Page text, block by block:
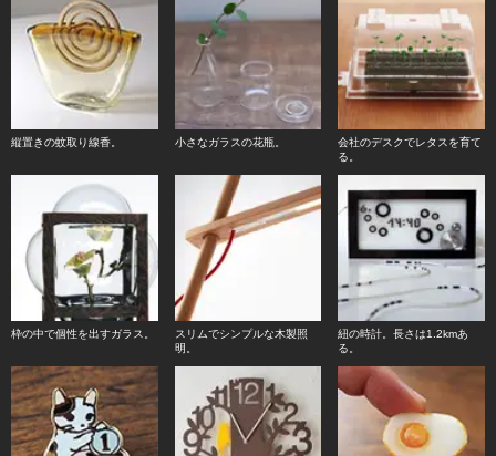
縦置きの蚊取り線香。 小さなガラスの花瓶。
会社のデスクでレタスを育て
る。
枠の中で個性を出すガラス。
スリムでシンプルな木製照
明。
紐の時計。長さは1.2kmあ
る。